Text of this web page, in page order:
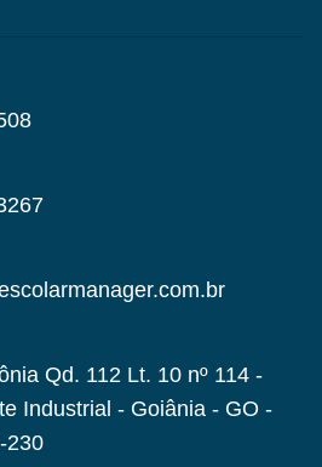
Qd. 112 Lt. 10 nº 114 -
Industrial - Goiânia - GO -
230